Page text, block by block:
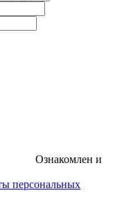
Ознакомлен и
персональных